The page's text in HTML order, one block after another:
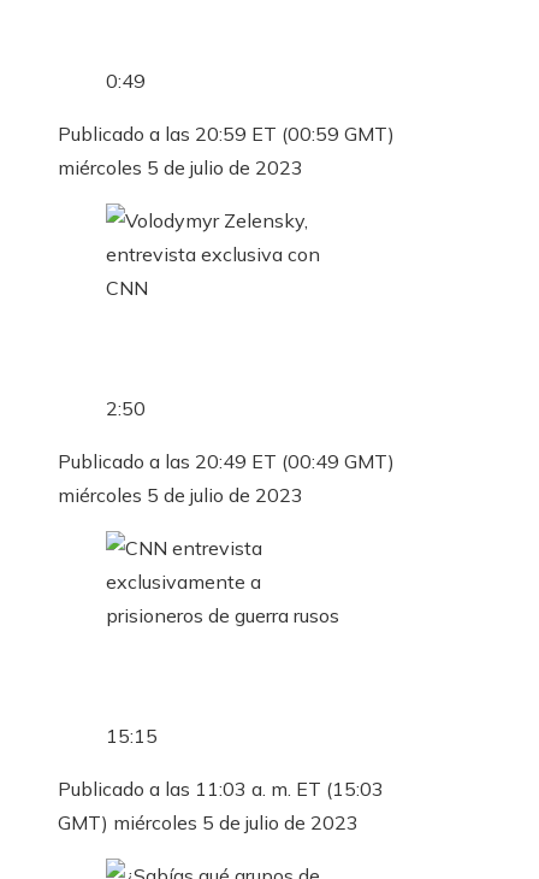
0:49
Publicado a las 20:59 ET (00:59 GMT)
miércoles 5 de julio de 2023
2:50
Publicado a las 20:49 ET (00:49 GMT)
miércoles 5 de julio de 2023
15:15
Publicado a las 11:03 a. m. ET (15:03
GMT) miércoles 5 de julio de 2023